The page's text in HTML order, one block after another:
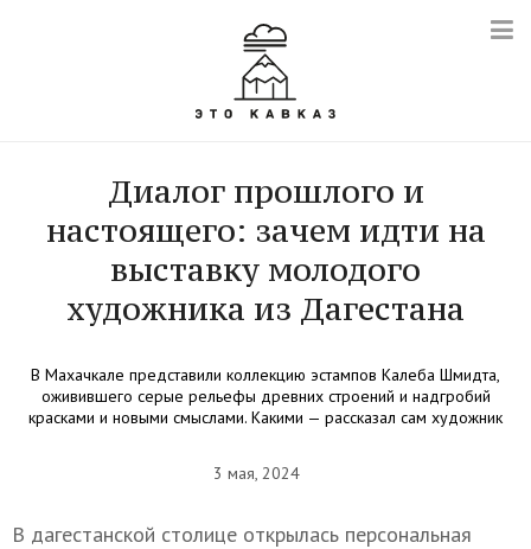
Диалог прошлого и
настоящего: зачем идти на
выставку молодого
художника из Дагестана
В Махачкале представили коллекцию эстампов Калеба Шмидта,
оживившего серые рельефы древних строений и надгробий
красками и новыми смыслами. Какими — рассказал сам художник
3 мая, 2024
В дагестанской столице открылась персональная